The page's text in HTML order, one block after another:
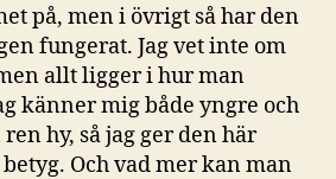
på, men i övrigt så har den
fungerat. Jag vet inte om
allt ligger i hur man
känner mig både yngre och
hy, så jag ger den här
Och vad mer kan man